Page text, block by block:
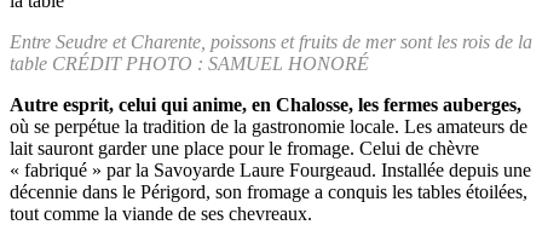
Entre Seudre et Charente, poissons et fruits de mer sont les rois de la
table CRÉDIT PHOTO : SAMUEL HONORÉ
Autre esprit, celui qui anime, en Chalosse, les fermes auberges,
où se perpétue la tradition de la gastronomie locale. Les amateurs de
lait sauront garder une place pour le fromage. Celui de chèvre
« fabriqué » par la Savoyarde Laure Fourgeaud. Installée depuis une
décennie dans le Périgord, son fromage a conquis les tables étoilées,
tout comme la viande de ses chevreaux.